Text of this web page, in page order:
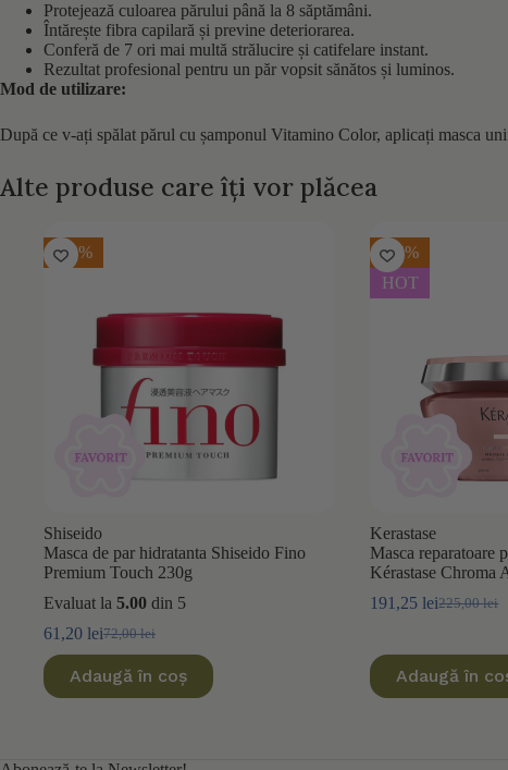
Protejează culoarea părului până la 8 săptămâni.
Întărește fibra capilară și previne deteriorarea.
Conferă de 7 ori mai multă strălucire și catifelare instant.
Rezultat profesional pentru un păr vopsit sănătos și luminos.
Mod de utilizare:
După ce v-ați spălat părul cu șamponul Vitamino Color, aplicați masca
Alte produse care îți vor plăcea
-15%
Shiseido
Masca de par hidratanta Shiseido Fino
Premium Touch 230g
Evaluat la 5.00 din 5
72,00lei
Prețul
a
fost:
61,20 leiPrețul
este:
61,20 lei.
Adaugă în coș
-15%
HOT
Kerastase
Masca reparatoare
Kérastase Chroma
225,00lei
Prețul
a
fost:
225,00 lei.
191,25 leiPrețul
este:
191,25 lei.
Adaugă în